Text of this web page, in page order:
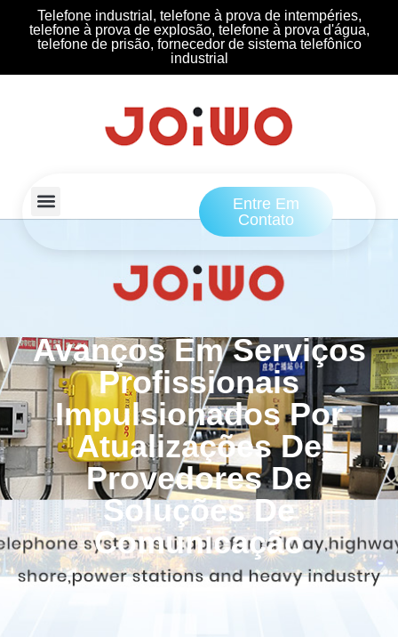
Telefone industrial, telefone à prova de intempéries,
telefone à prova de explosão, telefone à prova d'água,
telefone de prisão, fornecedor de sistema telefônico
industrial
Entre Em
Contato
Avanços Em Serviços
Profissionais
Impulsionados Por
Atualizações De
Provedores De
Soluções De
Comunicação